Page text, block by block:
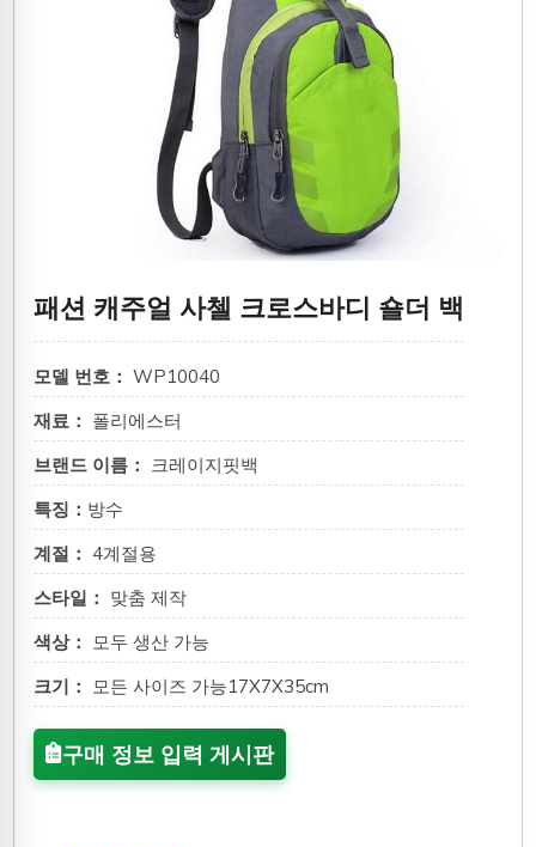
패션 캐주얼 사첼 크로스바디 숄더 백
모델 번호： WP10040
재료： 폴리에스터
브랜드 이름：
크레이지핏백
특징： 방수
계절： 4계절용
스타일： 맞춤 제작
색상：
모두 생산 가능
크기：
모든 사이즈 가능17X7X35cm
구매 정보 입력 게시판